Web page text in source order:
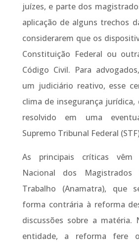
juízes, e parte dos
aplicação de alguns trechos
considerarem que os
Constituição Federal ou
Código Civil. Para
um judiciário reativo, esse
clima de insegurança jurídica,
resolvido em uma
Supremo Tribunal Federal
As principais críticas vêm
Nacional dos
Trabalho (Anamatra), que
forma contrária à reforma
discussões sobre a matéria.
entidade, a reforma fere